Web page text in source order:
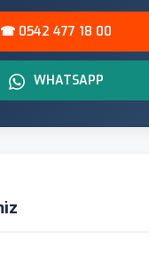
☎ 0542 477 18 00
WHATSAPP